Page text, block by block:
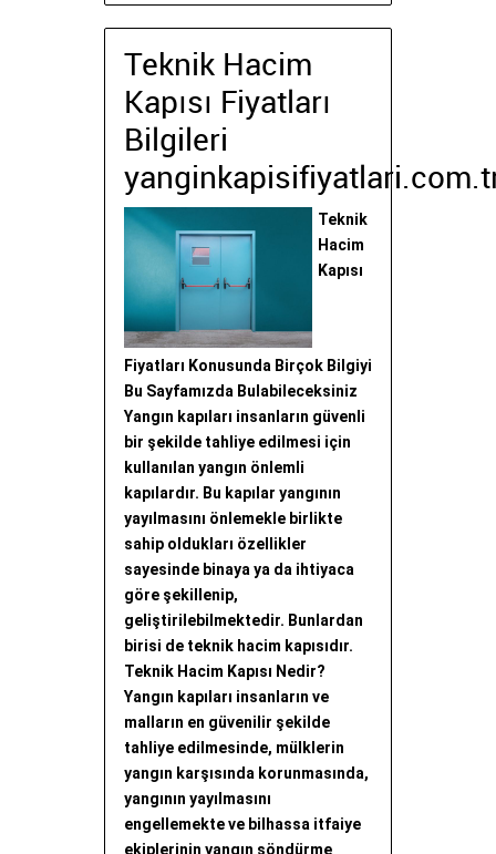
Teknik Hacim
Kapısı Fiyatları
Bilgileri
Teknik
Hacim
Kapısı
Fiyatları Konusunda Birçok Bilgiyi
Bu Sayfamızda Bulabileceksiniz
Yangın kapıları insanların güvenli
bir şekilde tahliye edilmesi için
kullanılan yangın önlemli
kapılardır. Bu kapılar yangının
yayılmasını önlemekle birlikte
sahip oldukları özellikler
sayesinde binaya ya da ihtiyaca
göre şekillenip,
geliştirilebilmektedir. Bunlardan
birisi de teknik hacim kapısıdır.
Teknik Hacim Kapısı Nedir?
Yangın kapıları insanların ve
malların en güvenilir şekilde
tahliye edilmesinde, mülklerin
yangın karşısında korunmasında,
yangının yayılmasını
engellemekte ve bilhassa itfaiye
ekiplerinin yangın söndürme